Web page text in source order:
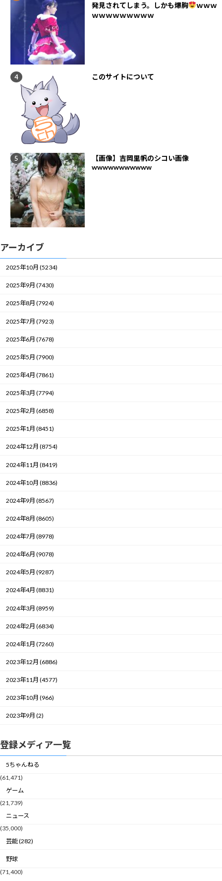
発見されてしまう。しかも爆胸
ｗｗｗ
ｗｗｗｗｗｗｗｗｗ
このサイトについて
【画像】吉岡里帆のシコい画像
wwwwwwwwwww
アーカイブ
2025年10月 (5234)
2025年9月 (7430)
2025年8月 (7924)
2025年7月 (7923)
2025年6月 (7678)
2025年5月 (7900)
2025年4月 (7861)
2025年3月 (7794)
2025年2月 (6858)
2025年1月 (8451)
2024年12月 (8754)
2024年11月 (8419)
2024年10月 (8836)
2024年9月 (8567)
2024年8月 (8605)
2024年7月 (8978)
2024年6月 (9078)
2024年5月 (9287)
2024年4月 (8831)
2024年3月 (8959)
2024年2月 (6834)
2024年1月 (7260)
2023年12月 (6886)
2023年11月 (4577)
2023年10月 (966)
2023年9月 (2)
登録メディア一覧
5ちゃんねる
(61,471)
ゲーム
(21,739)
ニュース
(35,000)
芸能 (282)
野球
(71,400)